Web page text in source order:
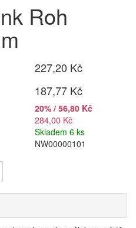
Roh
227,20 Kč
187,77 Kč
20% / 56,80 Kč
284,00 Kč
Skladem 6 ks
NW00000101